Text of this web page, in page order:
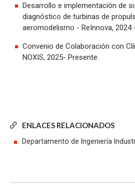
ENLACES RELACIONADOS
Departamento de Ingeniería
Desarrollo e implementación de
diagnóstico de turbinas de
aeromodelismo - ReInnova, 2024
Convenio de Colaboración con
NOXIS, 2025- Presente.